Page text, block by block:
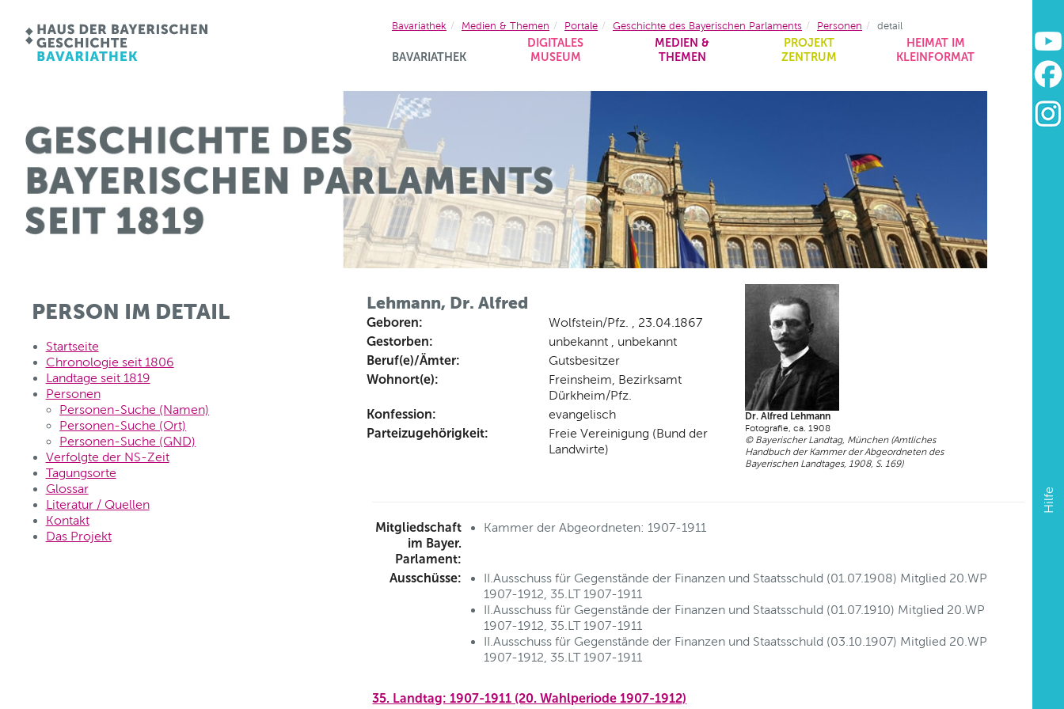
BAVARIATHEK
DIGITALES
MUSEUM
MEDIEN &
THEMEN
PROJEKT
ZENTRUM
HEIMAT IM
KLEINFORMAT
Hilfe
Bavariathek Medien & Themen Portale Geschichte des Bayerischen Parlaments Personen detail
PERSON IM DETAIL
Startseite
Chronologie seit 1806
Landtage seit 1819
Personen
Personen-Suche (Namen)
Personen-Suche (Ort)
Personen-Suche (GND)
Verfolgte der NS-Zeit
Tagungsorte
Glossar
Literatur / Quellen
Kontakt
Das Projekt
Lehmann, Dr. Alfred
Geboren: Wolfstein/Pfz. , 23.04.1867
Gestorben: unbekannt , unbekannt
Beruf(e)/Ämter: Gutsbesitzer
Wohnort(e):
Freinsheim, Bezirksamt
Dürkheim/Pfz.
Konfession: evangelisch
Parteizugehörigkeit:
Freie Vereinigung (Bund der
Landwirte)
Dr. Alfred Lehmann
Fotografie, ca. 1908
© Bayerischer Landtag, München (Amtliches
Handbuch der Kammer der Abgeordneten des
Bayerischen Landtages, 1908, S. 169)
Mitgliedschaft
im Bayer.
Parlament:
Kammer der Abgeordneten: 1907-1911
Ausschüsse:
II.Ausschuss für Gegenstände der Finanzen und Staatsschuld (01.07.1908) Mitglied 20.WP
1907-1912, 35.LT 1907-1911
II.Ausschuss für Gegenstände der Finanzen und Staatsschuld (01.07.1910) Mitglied 20.WP
1907-1912, 35.LT 1907-1911
II.Ausschuss für Gegenstände der Finanzen und Staatsschuld (03.10.1907) Mitglied 20.WP
1907-1912, 35.LT 1907-1911
35. Landtag: 1907-1911 (20. Wahlperiode 1907-1912)